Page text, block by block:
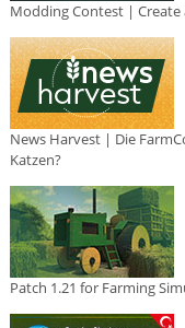
Modding Contest |
News Harvest | Die
Katzen?
Patch 1.21 for Farming